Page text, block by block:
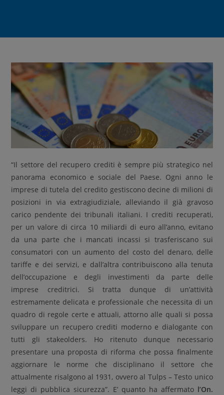
“Il settore del recupero crediti è sempre più strategico nel
panorama economico e sociale del Paese. Ogni anno le
imprese di tutela del credito gestiscono decine di milioni di
posizioni in via extragiudiziale, alleviando il già gravoso
carico pendente dei tribunali italiani. I crediti recuperati,
per un valore di circa 10 miliardi di euro all’anno, evitano
da una parte che i mancati incassi si trasferiscano sui
consumatori con un aumento del costo del denaro, delle
tariffe e dei servizi, e dall’altra contribuiscono alla tenuta
dell’occupazione e degli investimenti da parte delle
imprese creditrici. Si tratta dunque di un’attività
estremamente delicata e professionale che necessita di un
quadro di regole certe e attuali, attorno alle quali si possa
sviluppare un recupero crediti moderno e dialogante con
tutti gli stakeolders. Ho ritenuto dunque necessario
presentare una proposta di riforma che possa finalmente
aggiornare le norme che disciplinano il settore che
attualmente risalgono al 1931, ovvero al Tulps – Testo unico
leggi di pubblica sicurezza”. E’ quanto ha affermato l’On.